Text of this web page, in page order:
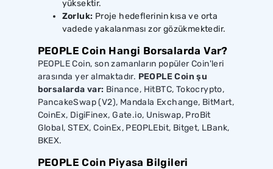
yüksektir.
Zorluk: Proje hedeflerinin kısa ve orta
vadede yakalanması zor gözükmektedir.
PEOPLE Coin Hangi Borsalarda Var?
PEOPLE Coin, son zamanların popüler Coin'leri
arasında yer almaktadır. PEOPLE Coin şu
borsalarda var: Binance, HitBTC, Tokocrypto,
PancakeSwap (V2), Mandala Exchange, BitMart,
CoinEx, DigiFinex, Gate.io, Uniswap, ProBit
Global, STEX, CoinEx, PEOPLEbit, Bitget, LBank,
BKEX.
PEOPLE Coin Piyasa Bilgileri